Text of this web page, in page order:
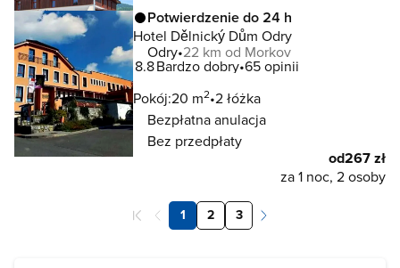
Potwierdzenie do 24 h
Hotel Dělnický Dům Odry
Odry 22 km od Morkov
8.8Bardzo dobry 65 opinii
Pokój:20 m2 2 łóżka
Bezpłatna anulacja
Bez przedpłaty
od267 zł
za 1 noc, 2 osoby
1 2 3